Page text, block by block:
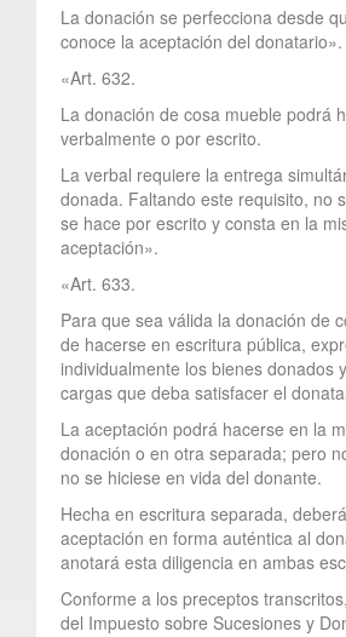
La donación se perfecciona desde
conoce la aceptación del donatario».
«Art. 632.
La donación de cosa mueble podrá
verbalmente o por escrito.
La verbal requiere la entrega
donada. Faltando este requisito, no
se hace por escrito y consta en la
aceptación».
«Art. 633.
Para que sea válida la donación de
de hacerse en escritura pública,
individualmente los bienes donados
cargas que deba satisfacer el
La aceptación podrá hacerse en la
donación o en otra separada; pero
no se hiciese en vida del donante.
Hecha en escritura separada,
aceptación en forma auténtica al
anotará esta diligencia en ambas
Conforme a los preceptos
del Impuesto sobre Sucesiones y